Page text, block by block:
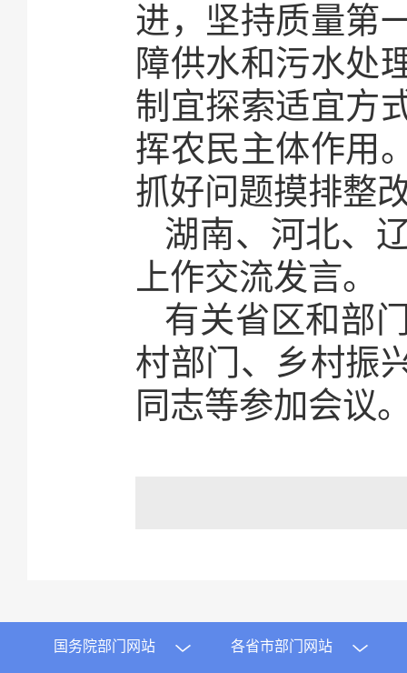
进，坚持质量第
障供水和污水处
制宜探索适宜方
挥农民主体作用
抓好问题摸排整
湖南、河北、
上作交流发言。
有关省区和部
村部门、乡村振
同志等参加会议
国务院部门网站 各省市部门网站